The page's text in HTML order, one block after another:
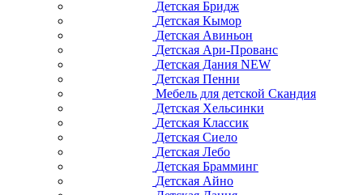
Детская Бридж
Детская Кымор
Детская Авиньон
Детская Ари-Прованс
Детская Дания NEW
Детская Пенни
Мебель для детской Скандия
Детская Хельсинки
Детская Классик
Детская Сиело
Детская Лебо
Детская Брамминг
Детская Айно